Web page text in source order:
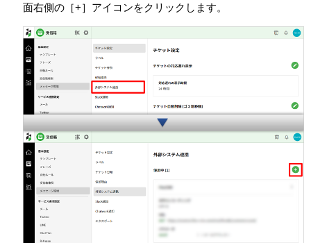
面右側の［+］アイコンをクリックします。